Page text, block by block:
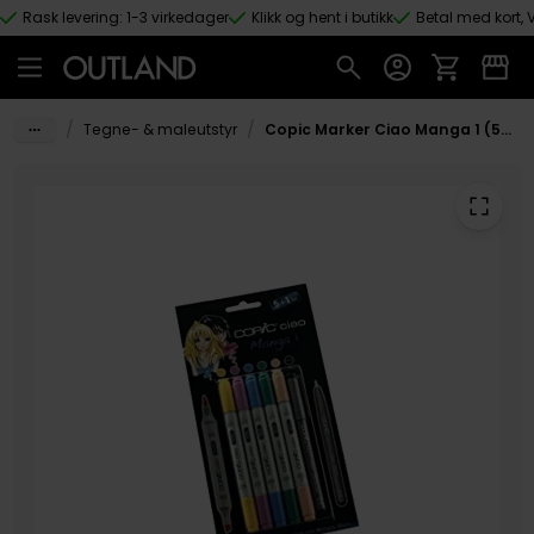
Hopp til hovedinnhold
Rask levering: 1-3 virkedager Klikk og hent i butikk Betal med kort,
Tegne- & maleutstyr Copic Marker Ciao Manga 1 (5+1)